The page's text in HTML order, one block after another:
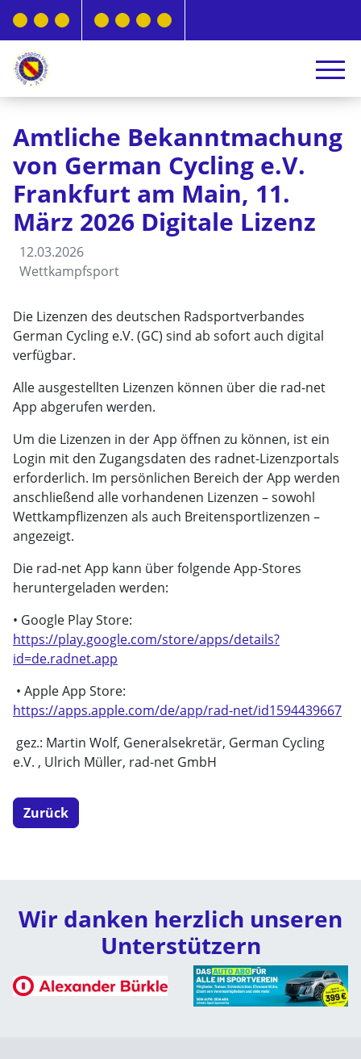
Amtliche Bekanntmachung
von German Cycling e.V.
Frankfurt am Main, 11.
März 2026 Digitale Lizenz
12.03.2026
Wettkampfsport
Die Lizenzen des deutschen Radsportverbandes
German Cycling e.V. (GC) sind ab sofort auch digital
verfügbar.
Alle ausgestellten Lizenzen können über die rad-net
App abgerufen werden.
Um die Lizenzen in der App öffnen zu können, ist ein
Login mit den Zugangsdaten des radnet-Lizenzportals
erforderlich. Im persönlichen Bereich der App werden
anschließend alle vorhandenen Lizenzen – sowohl
Wettkampflizenzen als auch Breitensportlizenzen –
angezeigt.
Die rad-net App kann über folgende App-Stores
heruntergeladen werden:
• Google Play Store:
https://play.google.com/store/apps/details?
id=de.radnet.app
• Apple App Store:
https://apps.apple.com/de/app/rad-net/id1594439667
gez.: Martin Wolf, Generalsekretär, German Cycling
e.V. , Ulrich Müller, rad-net GmbH
Zurück
Wir danken herzlich unseren
Unterstützern